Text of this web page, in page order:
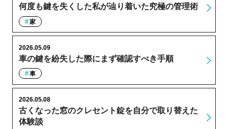
何度も鍵を失くした私が辿り着いた究極の管理術
家
車の鍵を紛失した際にまず確認すべき手順
2026.05.09
車
古くなった窓のクレセント錠を自分で取り替えた
体験談
2026.05.08